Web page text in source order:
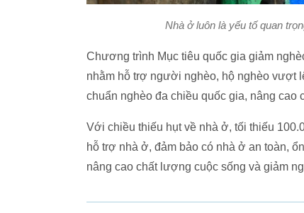
Nhà ở luôn là yếu tố quan
Chương trình Mục tiêu quốc gia giảm
nhằm hỗ trợ người nghèo, hộ nghèo vượt
chuẩn nghèo đa chiều quốc gia, nâng cao
Với chiều thiếu hụt về nhà ở, tối thiếu
hỗ trợ nhà ở, đảm bảo có nhà ở an toàn,
nâng cao chất lượng cuộc sống và giảm